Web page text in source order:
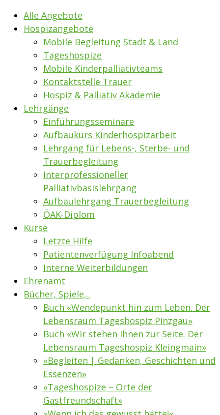
Alle Angebote
Hospizangebote
Mobile Begleitung Stadt & Land
Tageshospize
Mobile Kinderpalliativteams
Kontaktstelle Trauer
Hospiz & Palliativ Akademie
Lehrgänge
Einführungsseminare
Aufbaukurs Kinderhospizarbeit
Lehrgang für Lebens-, Sterbe- und
Trauerbegleitung
Interprofessioneller
Palliativbasislehrgang
Aufbaulehrgang Trauerbegleitung
ÖAK-Diplom
Kurse
Letzte Hilfe
Patientenverfügung Infoabend
Interne Weiterbildungen
Ehrenamt
Bücher, Spiele,..
Buch «Wendepunkt hin zum Leben. Der
Lebensraum Tageshospiz Pinzgau»
Buch «Wir stehen Ihnen zur Seite. Der
Lebensraum Tageshospiz Kleingmain»
«Begleiten | Gedanken, Geschichten und
Essenzen»
«Tageshospize – Orte der
Gastfreundschaft»